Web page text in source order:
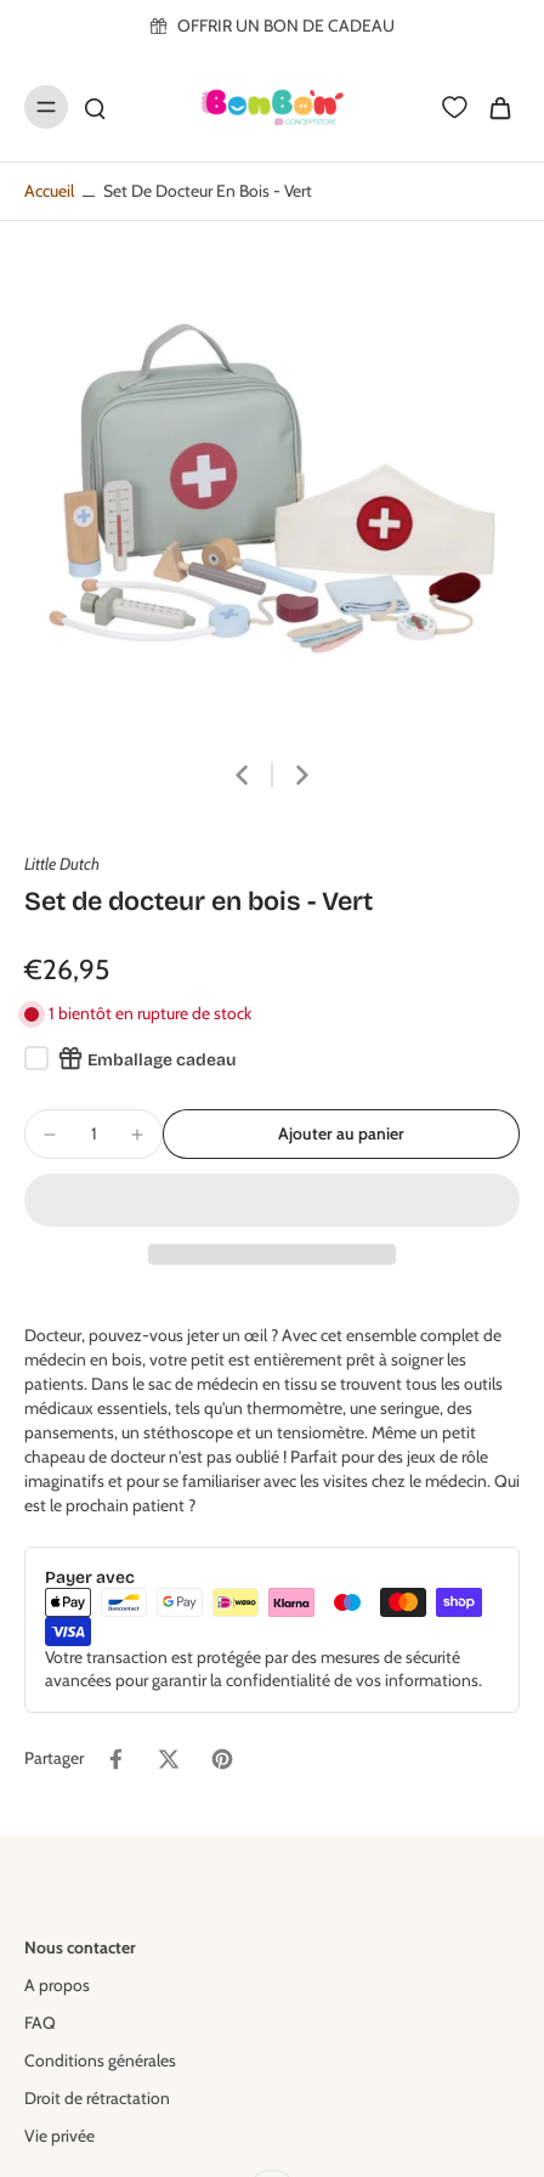
OFFRIR UN BON DE CADEAU
Accueil Set De Docteur En Bois - Vert
Little Dutch
Set de docteur en bois - Vert
€26,95
1 bientôt en rupture de stock
Emballage cadeau
Ajouter au panier
Docteur, pouvez-vous jeter un œil ? Avec cet ensemble complet de
médecin en bois, votre petit est entièrement prêt à soigner les
patients. Dans le sac de médecin en tissu se trouvent tous les outils
médicaux essentiels, tels qu'un thermomètre, une seringue, des
pansements, un stéthoscope et un tensiomètre. Même un petit
chapeau de docteur n'est pas oublié ! Parfait pour des jeux de rôle
imaginatifs et pour se familiariser avec les visites chez le médecin. Qui
est le prochain patient ?
Payer avec
Votre transaction est protégée par des mesures de sécurité
avancées pour garantir la confidentialité de vos informations.
Partager
Nous contacter
A propos
FAQ
Conditions générales
Droit de rétractation
Vie privée